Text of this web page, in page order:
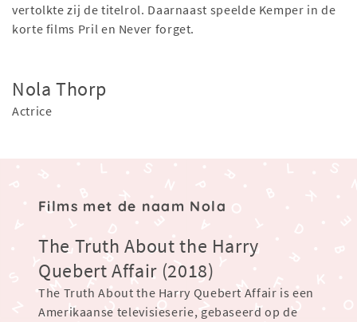
vertolkte zij de titelrol. Daarnaast speelde Kemper in de
korte films Pril en Never forget.
Nola Thorp
Actrice
Films met de naam Nola
The Truth About the Harry
Quebert Affair (2018)
The Truth About the Harry Quebert Affair is een
Amerikaanse televisieserie, gebaseerd op de